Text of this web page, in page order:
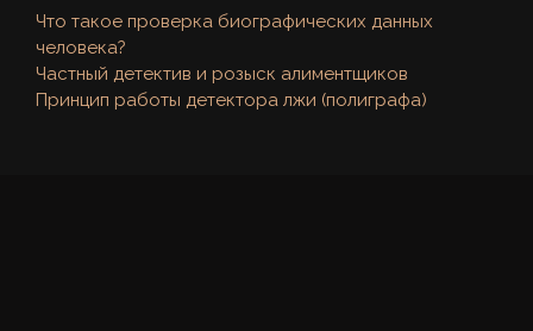
Что такое проверка биографических данных
человека?
Частный детектив и розыск алиментщиков
Принцип работы детектора лжи (полиграфа)